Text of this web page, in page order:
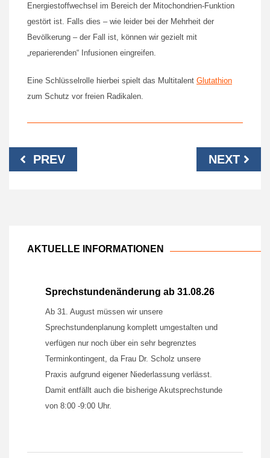
Energiestoffwechsel im Bereich der Mitochondrien-Funktion
gestört ist. Falls dies – wie leider bei der Mehrheit der
Bevölkerung – der Fall ist, können wir gezielt mit
„reparierenden“ Infusionen eingreifen.
Eine Schlüsselrolle hierbei spielt das Multitalent Glutathion
zum Schutz vor freien Radikalen.
Beitragsnavigation
PREV NEXT
AKTUELLE INFORMATIONEN
Sprechstundenänderung ab 31.08.26
Ab 31. August müssen wir unsere
Sprechstundenplanung komplett umgestalten und
verfügen nur noch über ein sehr begrenztes
Terminkontingent, da Frau Dr. Scholz unsere
Praxis aufgrund eigener Niederlassung verlässt.
Damit entfällt auch die bisherige Akutsprechstunde
von 8:00 -9:00 Uhr.